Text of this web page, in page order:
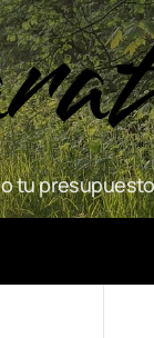
tu